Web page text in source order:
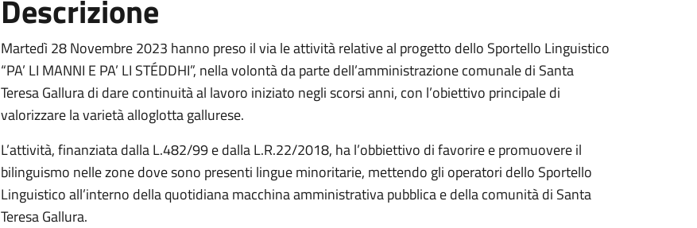
Descrizione
Martedì 28 Novembre 2023 hanno preso il via le attività relative al progetto dello Sportello Linguistico
“PA’ LI MANNI E PA’ LI STÉDDHI”, nella volontà da parte dell’amministrazione comunale di Santa
Teresa Gallura di dare continuità al lavoro iniziato negli scorsi anni, con l’obiettivo principale di
valorizzare la varietà alloglotta gallurese.
L’attività, finanziata dalla L.482/99 e dalla L.R.22/2018, ha l’obbiettivo di favorire e promuovere il
bilinguismo nelle zone dove sono presenti lingue minoritarie, mettendo gli operatori dello Sportello
Linguistico all’interno della quotidiana macchina amministrativa pubblica e della comunità di Santa
Teresa Gallura.